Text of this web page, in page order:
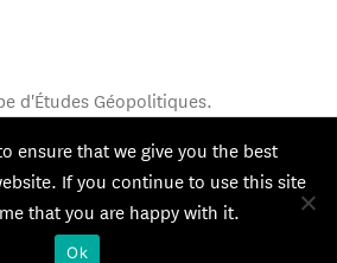
d'Études Géopolitiques.
derechos reservados.
ensure that we give you the best
If you continue to use this site
that you are happy with it.
Ok